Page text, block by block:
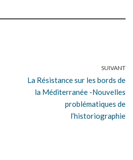
SUIVANT
La Résistance sur les bords de
la Méditerranée -Nouvelles
problématiques de
l’historiographie